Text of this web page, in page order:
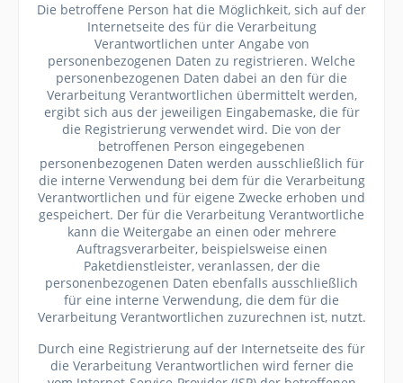
Die betroffene Person hat die Möglichkeit, sich auf der
Internetseite des für die Verarbeitung
Verantwortlichen unter Angabe von
personenbezogenen Daten zu registrieren. Welche
personenbezogenen Daten dabei an den für die
Verarbeitung Verantwortlichen übermittelt werden,
ergibt sich aus der jeweiligen Eingabemaske, die für
die Registrierung verwendet wird. Die von der
betroffenen Person eingegebenen
personenbezogenen Daten werden ausschließlich für
die interne Verwendung bei dem für die Verarbeitung
Verantwortlichen und für eigene Zwecke erhoben und
gespeichert. Der für die Verarbeitung Verantwortliche
kann die Weitergabe an einen oder mehrere
Auftragsverarbeiter, beispielsweise einen
Paketdienstleister, veranlassen, der die
personenbezogenen Daten ebenfalls ausschließlich
für eine interne Verwendung, die dem für die
Verarbeitung Verantwortlichen zuzurechnen ist, nutzt.
Durch eine Registrierung auf der Internetseite des für
die Verarbeitung Verantwortlichen wird ferner die